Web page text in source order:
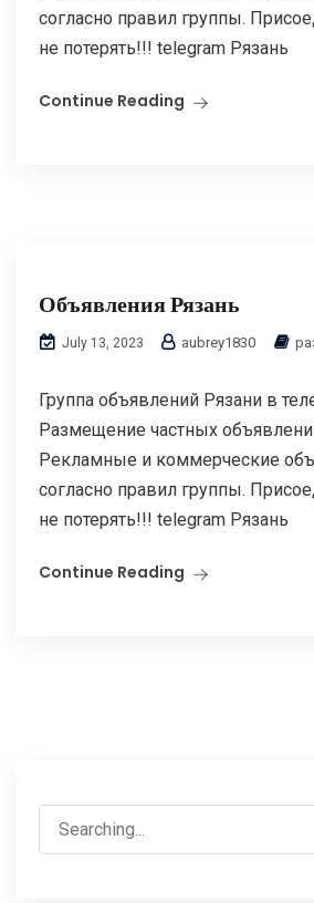
согласно правил группы.
не потерять!!! telegram Рязань
Continue Reading
Объявления Рязань
July 13, 2023 aubrey1830
Группа объявлений Рязани в
Размещение частных
Рекламные и коммерческие
согласно правил группы.
не потерять!!! telegram Рязань
Continue Reading
Search
for: